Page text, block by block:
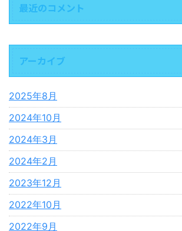
最近のコメント
アーカイブ
2025年8月
2024年10月
2024年3月
2024年2月
2023年12月
2022年10月
2022年9月